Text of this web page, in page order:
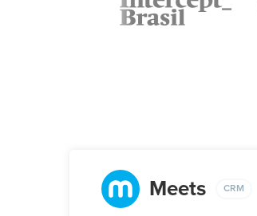
Meets CRM